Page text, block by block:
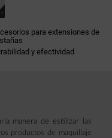
para extensiones de
y efectividad
manera de estilizar las
productos de maquillaje